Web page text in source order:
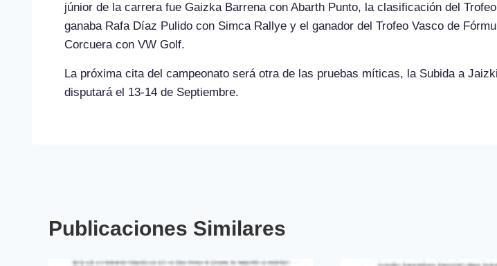
júnior de la carrera fue Gaizka Barrena con Abarth Punto, la clasificación del
ganaba Rafa Díaz Pulido con Simca Rallye y el ganador del Trofeo Vasco de
Corcuera con VW Golf.
La próxima cita del campeonato será otra de las pruebas míticas, la Subida a
disputará el 13-14 de Septiembre.
Publicaciones Similares